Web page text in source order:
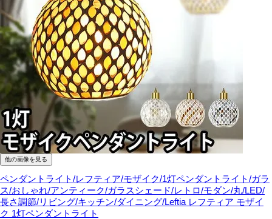
他の画像を見る
ペンダントライト/レフティア/モザイク/1灯ペンダントライト/ガラ
ス/おしゃれ/アンティーク/ガラスシェード/レトロ/モダン/丸/LED/
長さ調節/リビング/キッチン/ダイニング/Leftia レフティア モザイ
ク 1灯ペンダントライト